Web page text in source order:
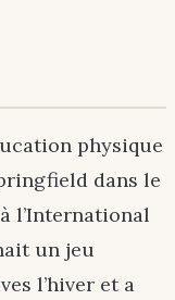
physique
dans le
l’International
un jeu
l’hiver et a